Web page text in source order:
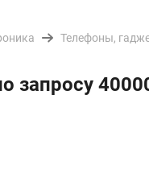
Телефоны,
запросу